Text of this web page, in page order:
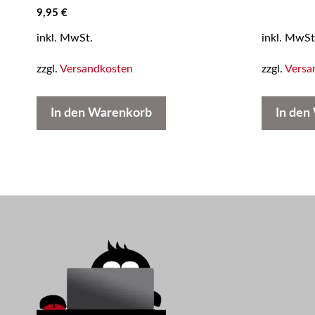
0
v
n
9,95 €
inkl. MwSt.
zzgl. Versandkosten
In den Warenkorb
inkl.
zzgl.
In